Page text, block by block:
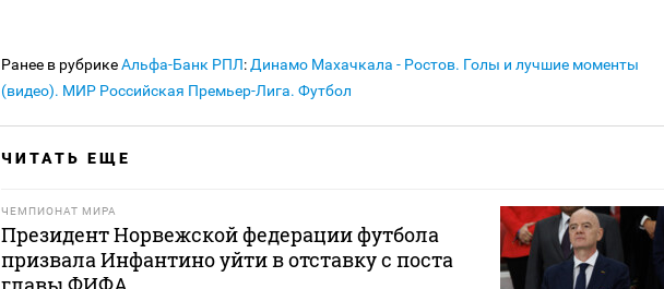
Ранее в рубрикеАльфа-Банк РПЛ: Динамо Махачкала - Ростов. Голы и лучшие моменты
(видео). МИР Российская Премьер-Лига. Футбол
ЧИТАТЬ ЕЩЕ
ЧЕМПИОНАТ МИРА
Президент Норвежской федерации футбола
призвала Инфантино уйти в отставку с поста